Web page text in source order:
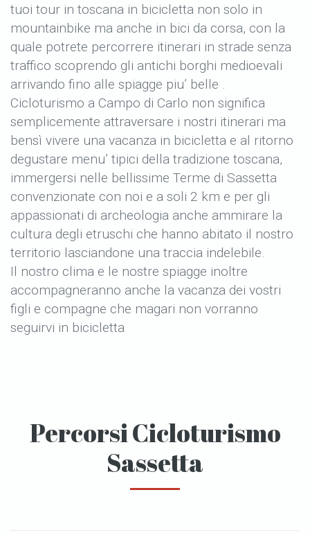
tuoi tour in toscana in bicicletta non solo in
mountainbike ma anche in bici da corsa, con la
quale potrete percorrere itinerari in strade senza
traffico scoprendo gli antichi borghi medioevali
arrivando fino alle spiagge piu’ belle .
Cicloturismo a Campo di Carlo non significa
semplicemente attraversare i nostri itinerari ma
bensì vivere una vacanza in bicicletta e al ritorno
degustare menu’ tipici della tradizione toscana,
immergersi nelle bellissime Terme di Sassetta
convenzionate con noi e a soli 2 km e per gli
appassionati di archeologia anche ammirare la
cultura degli etruschi che hanno abitato il nostro
territorio lasciandone una traccia indelebile.
Il nostro clima e le nostre spiagge inoltre
accompagneranno anche la vacanza dei vostri
figli e compagne che magari non vorranno
seguirvi in bicicletta
Percorsi Cicloturismo
Sassetta